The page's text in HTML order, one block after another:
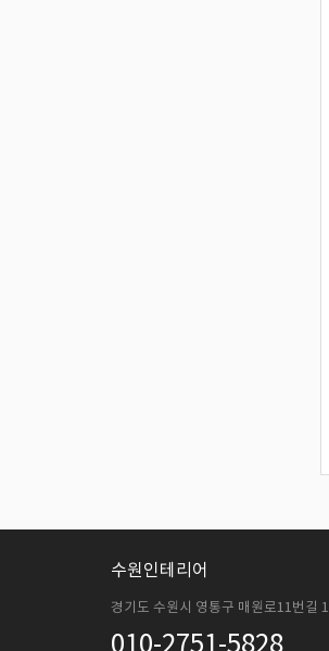
수원인테리어
경기도 수원시 영통구 매원로11번길 1